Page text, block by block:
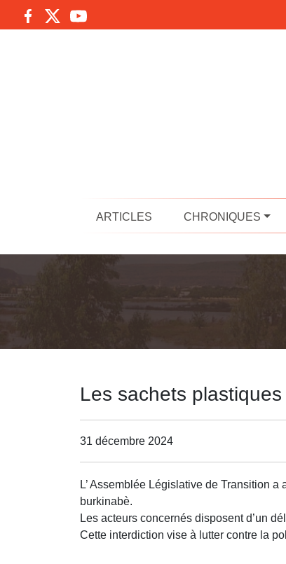
ARTICLES CHRONIQUES
Les sachets
31 décembre 2024
L’ Assemblée Législative de Transition
burkinabè.
Les acteurs concernés disposent d’un
Cette interdiction vise à lutter contre la